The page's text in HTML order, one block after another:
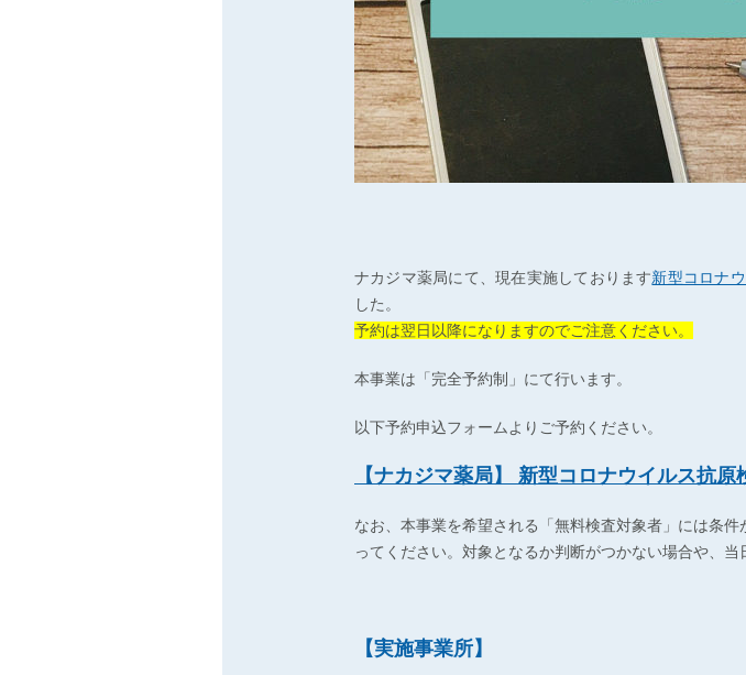
ナカジマ薬局にて、現在実施しております新型コロナ
した。
予約は翌日以降になりますのでご注意ください。
本事業は「完全予約制」にて行います。
以下予約申込フォームよりご予約ください。
【ナカジマ薬局】 新型コロナウイルス抗
なお、本事業を希望される「無料検査対象者」には条
ってください。対象となるか判断がつかない場合や、
【実施事業所】